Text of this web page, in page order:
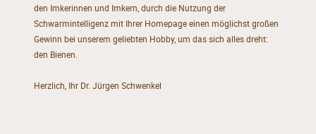
den Imkerinnen und Imkern, durch die Nutzung der
Schwarmintelligenz mit Ihrer Homepage einen möglichst großen
Gewinn bei unserem geliebten Hobby, um das sich alles dreht:
den Bienen.
Herzlich, Ihr Dr. Jürgen Schwenkel